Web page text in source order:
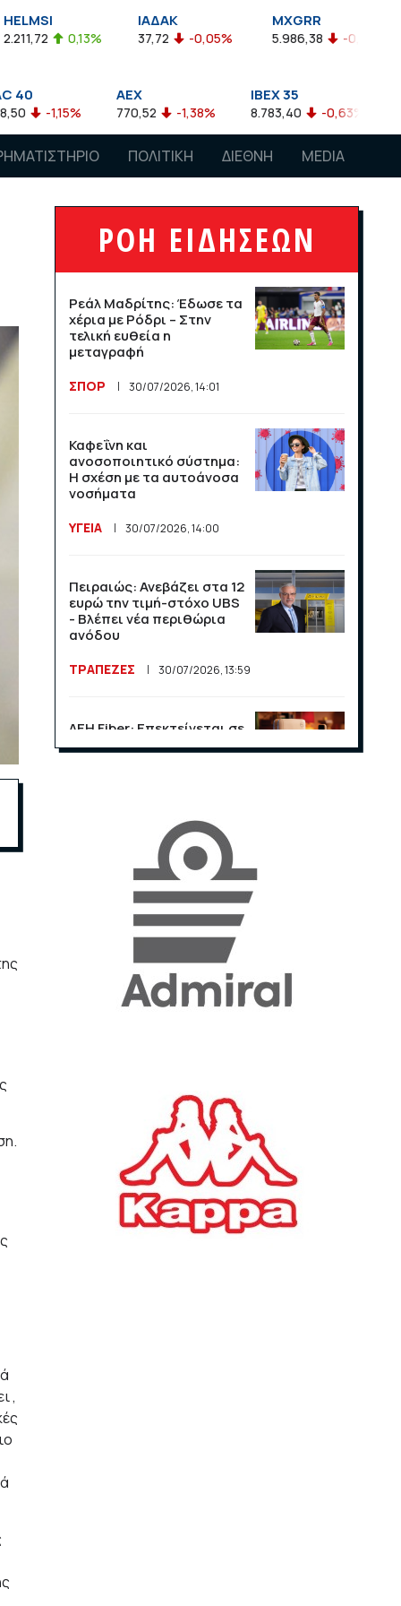
ΙΑΔΑΚ
37,72 -0,05% 5.986,38 -0,23% 2.924,61
AEX
770,52 -1,38% 8.783,40 -0,63% 4.007,68
ΠΟΛΙΤΙΚΗ ΔΙΕΘΝΗ MEDIA
,
ΡΟΗ ΕΙΔΗΣΕΩΝ
Ρεάλ Μαδρίτης: Έδωσε τα
χέρια με Ρόδρι – Στην
τελική ευθεία η
μεταγραφή
ΣΠΟΡ 30/07/2026, 14:01
Καφεΐνη και
ανοσοποιητικό σύστημα:
Η σχέση με τα αυτοάνοσα
νοσήματα
ΥΓΕΙΑ 30/07/2026, 14:00
Πειραιώς: Ανεβάζει στα 12
ευρώ την τιμή-στόχο UBS
- Βλέπει νέα περιθώρια
ανόδου
ΤΡΑΠΕΖΕΣ 30/07/2026, 13:59
ΔΕΗ Fiber: Επεκτείνεται σε
15 νέες περιοχές σε Αττική
«Η ακρίβεια «γονατίζει»
την κοινωνία - Νέα μεγάλη
έρευνα της Pulse για το
ΟΙΚΟΝΟΜΙΑ 23/07/2026, 12:50
Aktor: Δεν θα γίνουν
δεκτές προσφορές κάτω
Κ. Πιερρακάκης: Νέα
εποχή για το Ολυμπιακό
Κωπηλατοδρόμιο - Η
δημόσια περιουσία είναι
περιουσία όλων των